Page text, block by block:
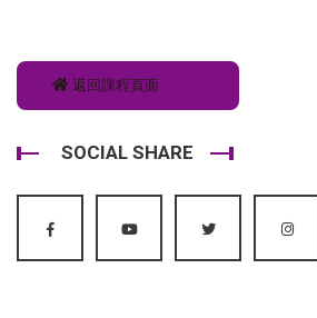
返回課程頁面
SOCIAL SHARE